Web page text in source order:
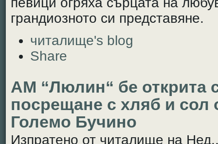
грандиозното си представяне.
читалище's blog
Share
АМ “Люлин“ бе открита
посрещане с хляб и сол
Големо Бучино
Изпратено от читалище на